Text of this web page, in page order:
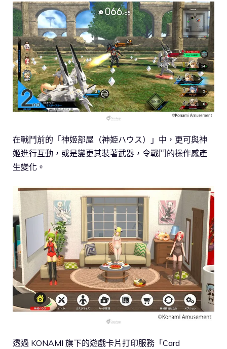
在戰鬥前的「神姬部屋（神姫ハウス）」中，更可與神
姬進行互動，或是變更其裝著武器，令戰鬥的操作感產
生變化。
透過 KONAMI 旗下的遊戲卡片打印服務「Card